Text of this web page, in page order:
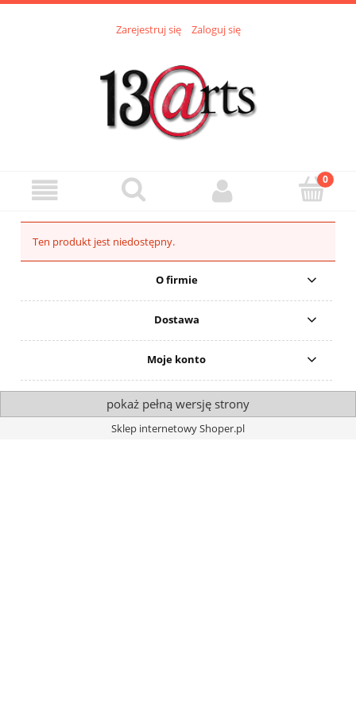
Zarejestruj się Zaloguj się
Ten produkt jest niedostępny.
O firmie
Dostawa
Moje konto
pokaż pełną wersję strony
Sklep internetowy Shoper.pl